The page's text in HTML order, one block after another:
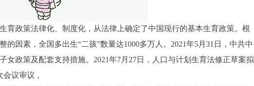
育政策法律化、制度化，从法律上确定了中国现行的基本生育政策。根
因素，全国多出生“二孩”数量达1000多万人。2021年5月31日，中共中
女政策及配套支持措施。2021年7月27日，人口与计划生育法修正草案拟
议审议 。